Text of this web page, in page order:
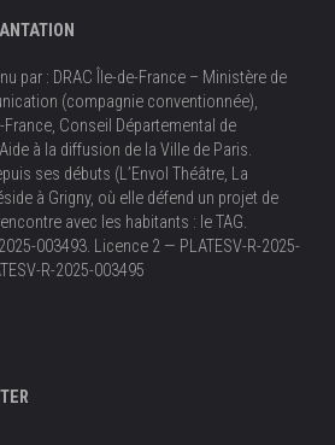
par : DRAC Île-de-France – Ministère de
(compagnie conventionnée),
France, Conseil Départemental de
à la diffusion de la Ville de Paris.
ses débuts (L’Envol Théâtre, La
à Grigny, où elle défend un projet de
avec les habitants : le TAG.
003493. Licence 2 — PLATESV-R-2025-
R-2025-003495